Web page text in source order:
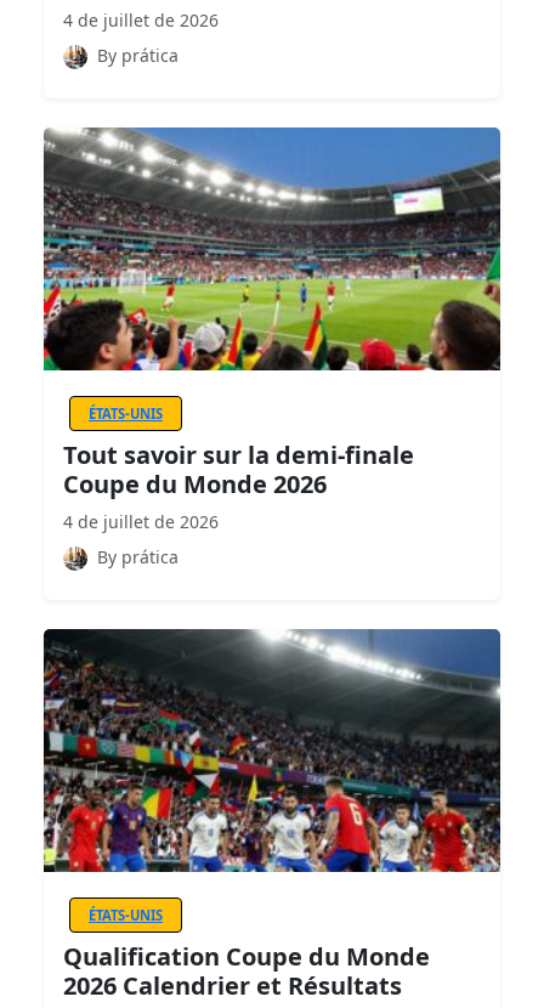
4 de juillet de 2026
By prática
ÉTATS-UNIS
Tout savoir sur la demi-finale
Coupe du Monde 2026
4 de juillet de 2026
By prática
ÉTATS-UNIS
Qualification Coupe du Monde
2026 Calendrier et Résultats